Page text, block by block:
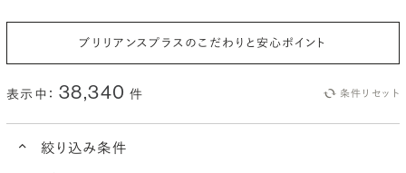
ブリリアンスプラスのこだわりと安心ポイント
表示中： 38,340 件 条件リセット
絞り込み条件